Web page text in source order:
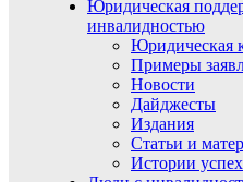
Юридическая
инвалидностью
Юридическая
Примеры
Новости
Дайджесты
Издания
Статьи и
Истории